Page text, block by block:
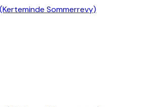
Sommerrevy)